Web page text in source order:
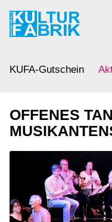
KUFA-Gutschein
OFFENES